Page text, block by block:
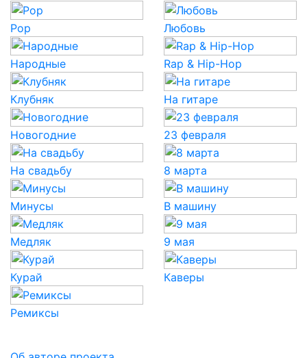
Pop Любовь
Народные Rap & Hip-Hop
Клубняк На гитаре
Новогодние 23 февраля
На свадьбу 8 марта
Минусы В машину
Медляк 9 мая
Курай Каверы
Ремиксы